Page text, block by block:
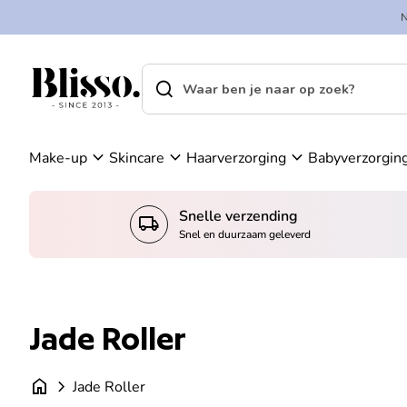
Home
c
k
w
a
n
shopping_cart
Home
Zoek op"
search
Make-up expand_more Skincare expand_more Haarverzorging expand_more
local_shipping Snelle verzending
Snel en duurzaam geleverd
Jade Roller
home chevron_rightJade Roller